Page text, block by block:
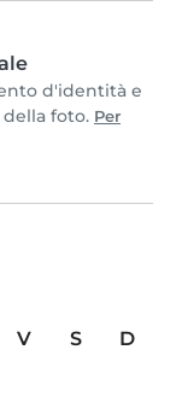
d'identità e
foto. Per
V S
D